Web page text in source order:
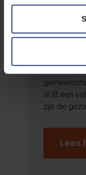
Het
duidelijk
geen
VUB een
zijn die
Lees